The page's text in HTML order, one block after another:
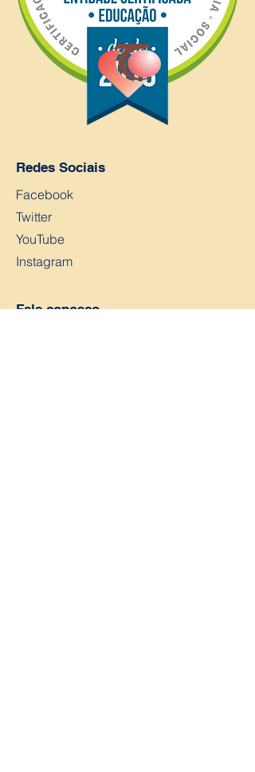
Redes Sociais
Facebook
Twitter
YouTube
Instagram
Fale conosco